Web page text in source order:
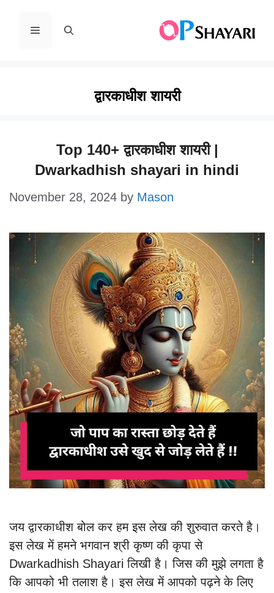
Menu
द्वारकाधीश शायरी
Top 140+ द्वारकाधीश शायरी |
Dwarkadhish shayari in hindi
November 28, 2024 by Mason
जय द्वारकाधीश बोल कर हम इस लेख की शुरुवात करते है।
इस लेख में हमने भगवान श्री कृष्ण की कृपा से
Dwarkadhish Shayari लिखी है। जिस की मुझे लगता है
कि आपको भी तलाश है। इस लेख में आपको पढ़ने के लिए